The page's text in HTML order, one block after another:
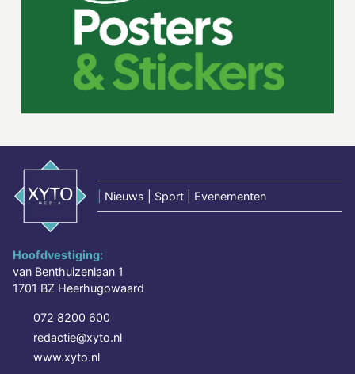
Nieuws | Sport | Evenementen
Hoofdvestiging:
van Benthuizenlaan 1
1701 BZ Heerhugowaard
072 8200 600
redactie@xyto.nl
www.xyto.nl